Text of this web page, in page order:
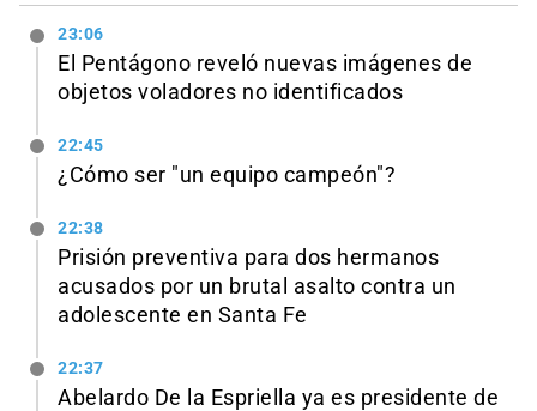
23:06
El Pentágono reveló nuevas imágenes de
objetos voladores no identificados
22:45
¿Cómo ser "un equipo campeón"?
22:38
Prisión preventiva para dos hermanos
acusados por un brutal asalto contra un
adolescente en Santa Fe
22:37
Abelardo De la Espriella ya es presidente de